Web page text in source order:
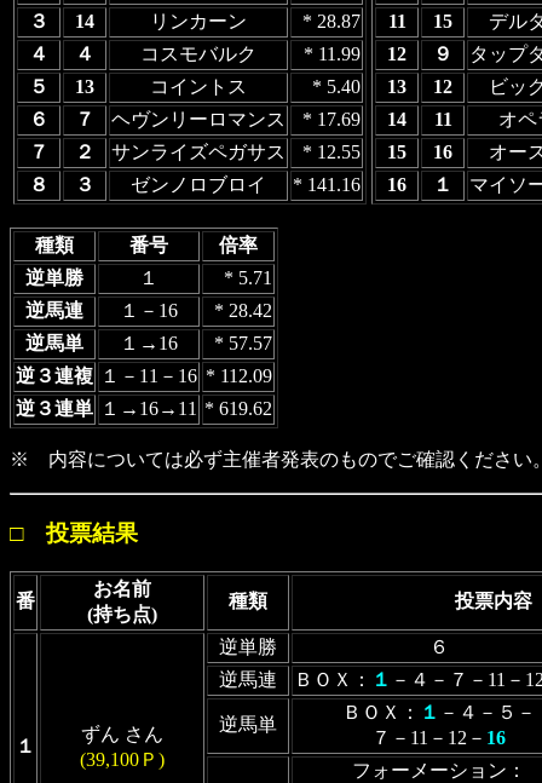
３
14 リンカーン
* 28.87
４
４ コスモバルク
* 11.99
５
13 コイントス
* 5.40
６
７ ヘヴンリーロマンス
* 17.69
７
２ サンライズペガサス
* 12.55
８
３ ゼンノロブロイ * 141.16
11
15
デル
12
９
タップ
13
12
ビッ
14
11
オペ
15
16
オー
16
１ マイソ
種類 番号
倍率
逆単勝
１
* 5.71
逆馬連
１－16
* 28.42
逆馬単
１→16
* 57.57
逆３連複 １－11－16 * 112.09
逆３連単 １→16→11 * 619.62
※ 内容については必ず主催者発表のものでご確認ください
□ 投票結果
番
お名前
(持ち点)
種類 投票内容
１
ずん さん
(39,100Ｐ)
逆単勝
６
逆馬連
ＢＯＸ： １ －４－７－11－
逆馬単
ＢＯＸ： １ －４－５－
７－11－12－ 16
フォーメーション：